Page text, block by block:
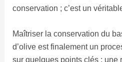
conservation ; c’est un
Maîtriser la conservation du
d’olive est finalement un
sur quelques points clés : une